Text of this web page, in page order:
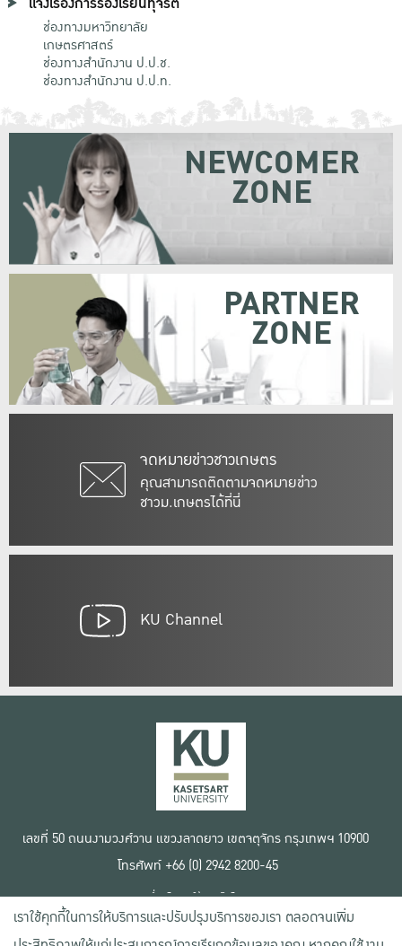
ช่องทางมหาวิทยาลัย
เกษตรศาสตร์
ช่องทางสำนักงาน ป.ป.ช.
ช่องทางสำนักงาน ป.ป.ท.
จดหมายข่าวชาวเกษตร
คุณสามารถติดตามจดหมายข่าว
ชาวม.เกษตรได้ที่นี่
NEWCOMER
ZONE
PARTNER
ZONE
KU Channel
เลขที่ 50 ถนนงามวงศ์วาน แขวงลาดยาว เขตจตุจักร กรุงเทพฯ 10900
โทรศัพท์ +66 (0) 2942 8200-45
เงื่อนไขการใช้งานเว็บไซต์
ข้อตกลงด้านสิทธิ์ใช้งาน
นโยบายความเป็นส่วนตัว
เราใช้คุกกี้ในการให้บริการและปรับปรุงบริการของเรา ตลอดจนเพิ่ม